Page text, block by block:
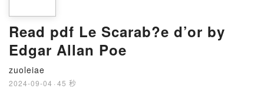
Read pdf Le Scarab?e d’or by
Edgar Allan Poe
zuoleiae
2024-09-04 · 45 秒